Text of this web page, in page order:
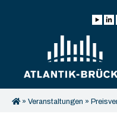
» Veranstaltungen »